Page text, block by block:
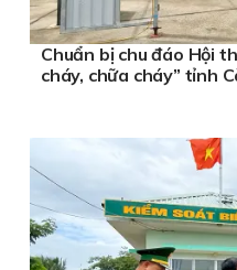
Chuẩn bị chu đáo Hội
cháy, chữa cháy” tỉnh